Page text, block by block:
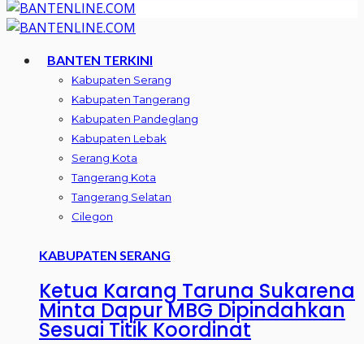
BANTEN TERKINI
Kabupaten Serang
Kabupaten Tangerang
Kabupaten Pandeglang
Kabupaten Lebak
Serang Kota
Tangerang Kota
Tangerang Selatan
Cilegon
KABUPATEN SERANG
Ketua Karang Taruna Sukarena
Minta Dapur MBG Dipindahkan
Sesuai Titik Koordinat